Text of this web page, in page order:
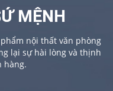
MỆNH
nội thất văn phòng
lại sự hài lòng và thịnh
hàng.